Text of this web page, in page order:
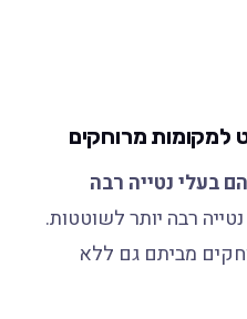
למקומות מרוחקים
בעלי נטייה רבה
רבה יותר לשוטטות.
מביתם גם ללא